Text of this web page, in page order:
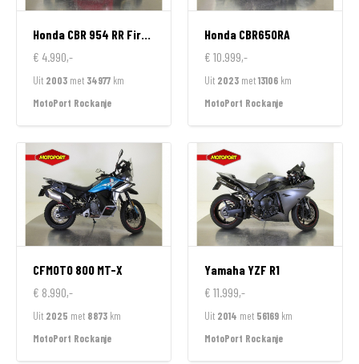
Honda CBR 954 RR FireBlade
€ 4.990,-
Uit 2003 met 34977 km
MotoPort Rockanje
Honda CBR650RA
€ 10.999,-
Uit 2023 met13106 km
MotoPort Rockanje
CFMOTO 800 MT-X
€ 8.990,-
Uit 2025 met 8873 km
MotoPort Rockanje
YamahaYZF R1
€ 11.999,-
Uit 2014 met 56169 km
MotoPort Rockanje